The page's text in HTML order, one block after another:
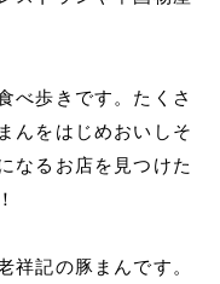
べ歩きです。たくさ
んをはじめおいしそ
なるお店を見つけた
祥記の豚まんです。